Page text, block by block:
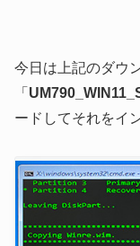
今日は上記のダウ
「
ードしてそれをイ